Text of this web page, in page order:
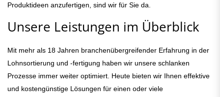
Produktideen anzufertigen, sind wir für Sie da.
Unsere Leistungen im Überblick
Mit mehr als 18 Jahren branchenübergreifender Erfahrung in der
Lohnsortierung und -fertigung haben wir unsere schlanken
Prozesse immer weiter optimiert. Heute bieten wir Ihnen effektive
und kostengünstige Lösungen für einen oder viele